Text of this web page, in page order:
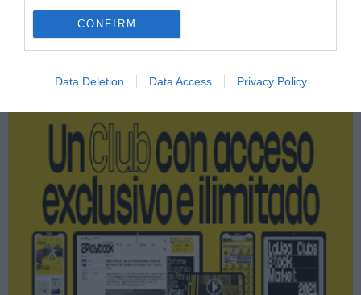
CONFIRM
Data Deletion Data Access Privacy Policy
2Playbook Club